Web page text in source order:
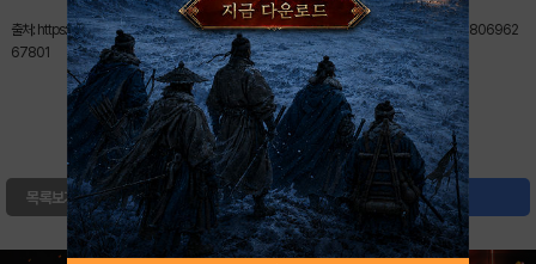
출처: https://www.facebook.com/photo/?fbid=122132759943149777&set=g.8841806962
67801
0 북마크
목록보기 글쓰기